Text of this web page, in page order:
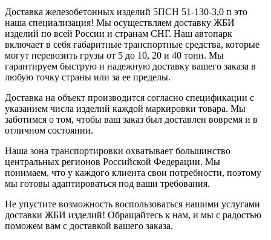
Доставка железобетонных изделий 5ПСН 51-130-3,0 п это
наша специализация! Мы осуществляем доставку ЖБИ
изделий по всей России и странам СНГ. Наш автопарк
включает в себя габаритные транспортные средства, которые
могут перевозить грузы от 5 до 10, 20 и 40 тонн. Мы
гарантируем быструю и надежную доставку вашего заказа в
любую точку страны или за ее пределы.
Доставка на объект производится согласно спецификации с
указанием числа изделий каждой маркировки товара. Мы
заботимся о том, чтобы ваш заказ был доставлен вовремя и в
отличном состоянии.
Наша зона транспортировки охватывает большинство
центральных регионов Российской Федерации. Мы
понимаем, что у каждого клиента свои потребности, поэтому
мы готовы адаптироваться под ваши требования.
Не упустите возможность воспользоваться нашими услугами
доставки ЖБИ изделий! Обращайтесь к нам, и мы с радостью
поможем вам с доставкой вашего заказа.